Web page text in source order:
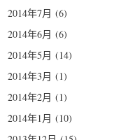
2014年7月 (6)
2014年6月 (6)
2014年5月 (14)
2014年3月 (1)
2014年2月 (1)
2014年1月 (10)